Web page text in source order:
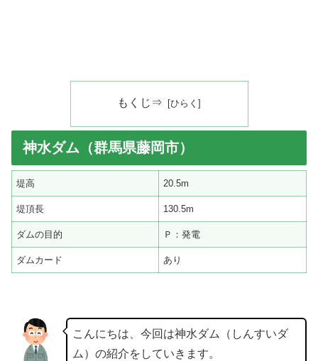
もくじ⇒
神水ダム（群馬県藤岡市）
堤高 20.5m
堤頂長 130.5m
ダムの目的 Ｐ：発電
ダムカード あり
こんにちは、今回は神水ダム（しんすいダ
ム）の紹介をしていきます。